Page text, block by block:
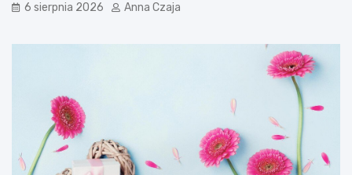
6 sierpnia 2026 Anna Czaja